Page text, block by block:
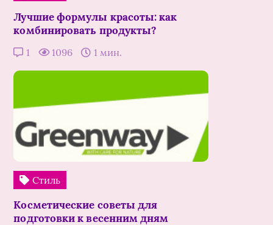
Лучшие формулы красоты: как
комбинировать продукты?
1 1096 1 мин.
Стиль
Косметические советы для
подготовки к весенним дням